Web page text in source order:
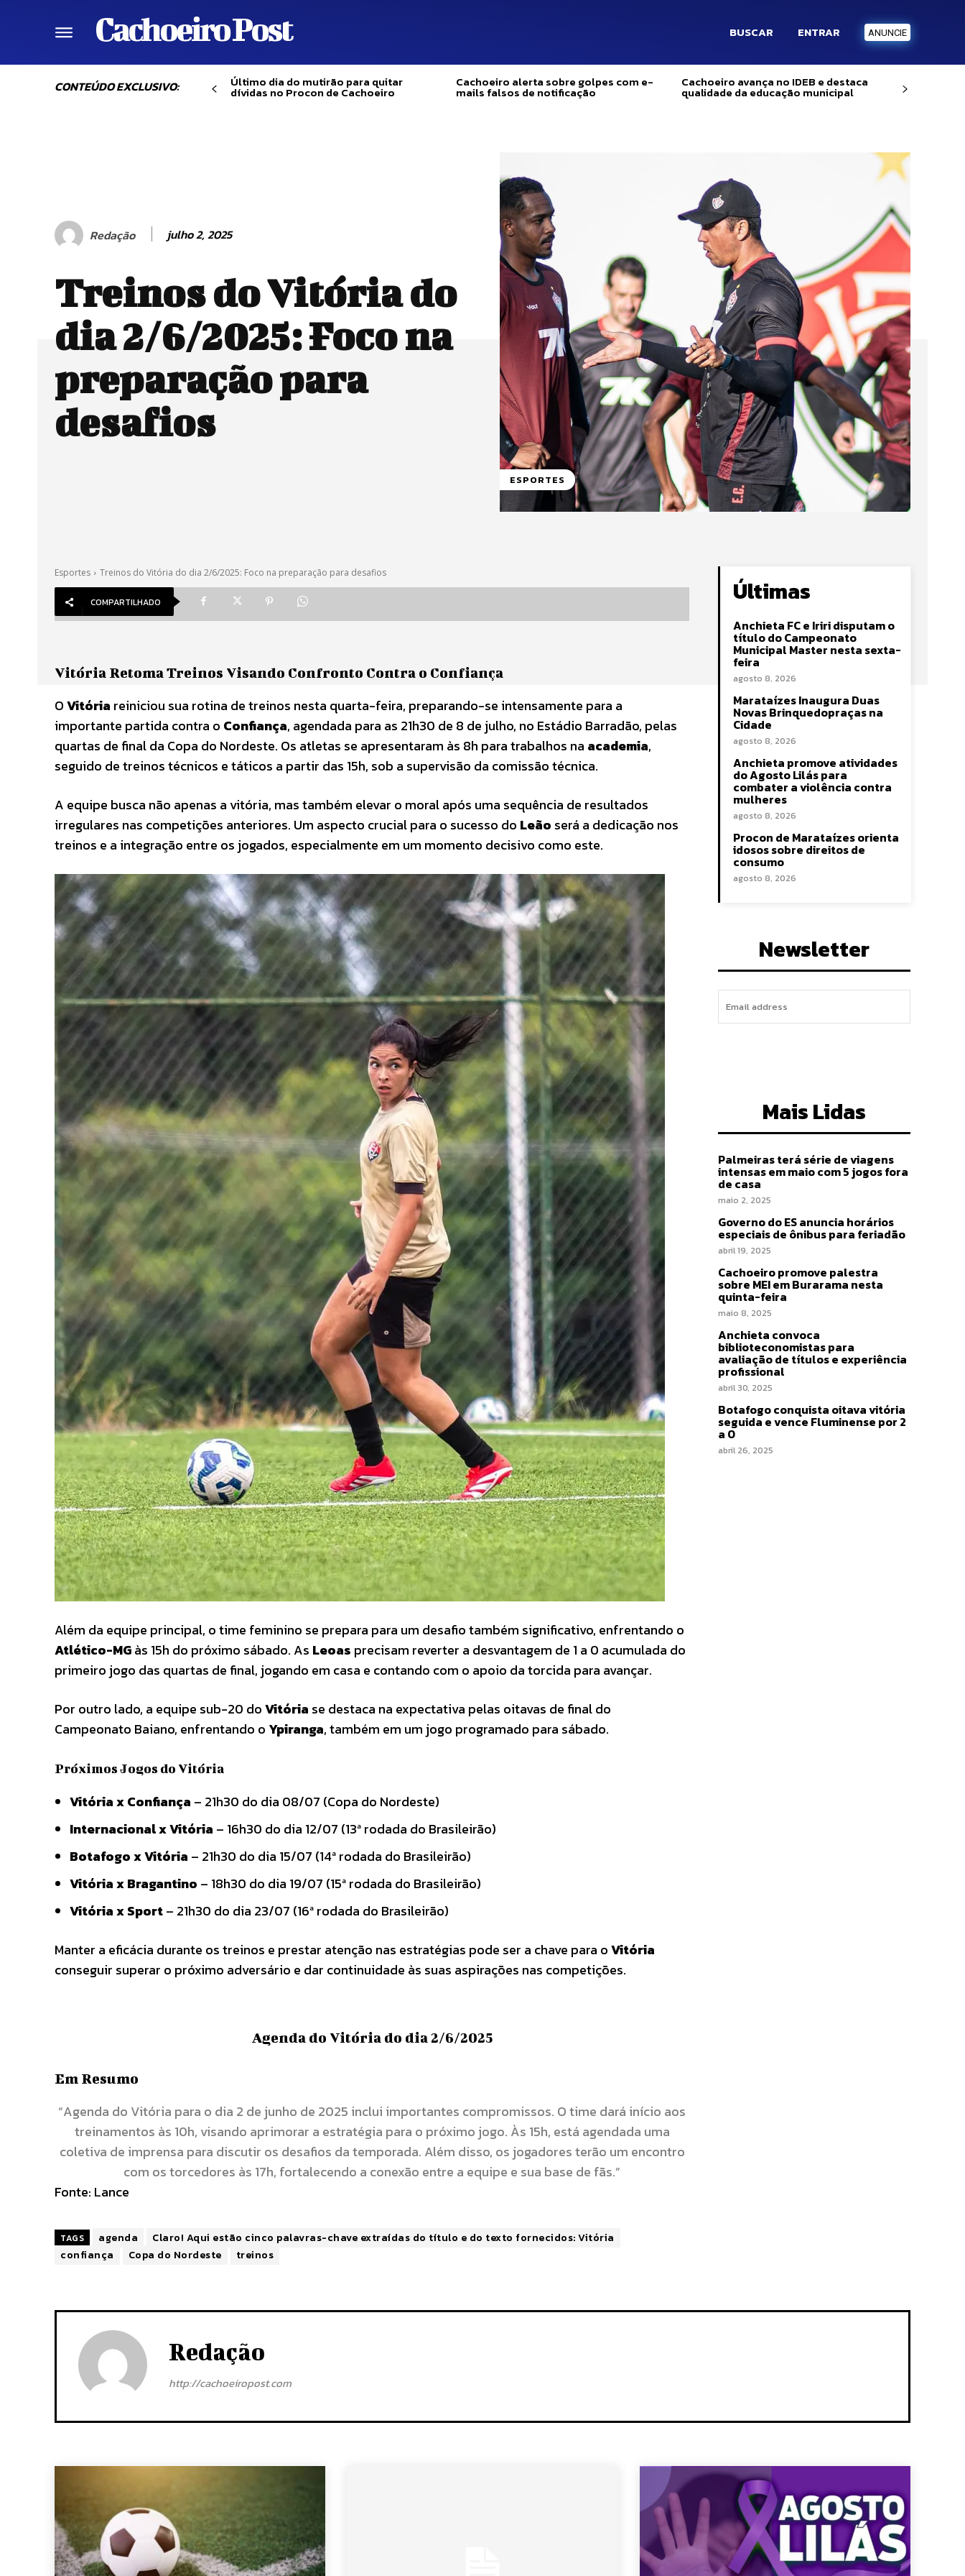
Cachoeiro Post BUSCAR ENTRAR ANUNCIE
CONTEÚDO EXCLUSIVO: Último dia do mutirão para quitar
dívidas no Procon de Cachoeiro
Cachoeiro alerta sobre golpes com e-
mails falsos de notificação
Cachoeiro avança no IDEB e destaca
qualidade da educação municipal
Redação julho 2, 2025
Treinos do Vitória do
dia 2/6/2025: Foco na
preparação para
desafios
ESPORTES
Esportes Treinos do Vitória do dia 2/6/2025: Foco na preparação para desafios
COMPARTILHADO
Vitória Retoma Treinos Visando Confronto Contra o Confiança
OVitória reiniciou sua rotina de treinos nesta quarta-feira, preparando-se intensamente para a
importante partida contra o Confiança, agendada para as 21h30 de 8 de julho, no Estádio Barradão, pelas
quartas de final da Copa do Nordeste. Os atletas se apresentaram às 8h para trabalhos na academia,
seguido de treinos técnicos e táticos a partir das 15h, sob a supervisão da comissão técnica.
A equipe busca não apenas a vitória, mas também elevar o moral após uma sequência de resultados
irregulares nas competições anteriores. Um aspecto crucial para o sucesso do Leão será a dedicação nos
treinos e a integração entre os jogados, especialmente em um momento decisivo como este.
Além da equipe principal, o time feminino se prepara para um desafio também significativo, enfrentando o
Atlético-MGàs 15h do próximo sábado. As Leoas precisam reverter a desvantagem de 1 a 0 acumulada do
primeiro jogo das quartas de final, jogando em casa e contando com o apoio da torcida para avançar.
Por outro lado, a equipe sub-20 doVitória se destaca na expectativa pelas oitavas de final do
Campeonato Baiano, enfrentando o Ypiranga, também em um jogo programado para sábado.
Próximos Jogos do Vitória
Vitória x Confiança – 21h30 do dia 08/07 (Copa do Nordeste)
Internacional x Vitória – 16h30 do dia 12/07 (13ª rodada do Brasileirão)
Botafogo x Vitória – 21h30 do dia 15/07 (14ª rodada do Brasileirão)
Vitória x Bragantino – 18h30 do dia 19/07 (15ª rodada do Brasileirão)
Vitória x Sport– 21h30 do dia 23/07 (16ª rodada do Brasileirão)
Manter a eficácia durante os treinos e prestar atenção nas estratégias pode ser a chave para oVitória
conseguir superar o próximo adversário e dar continuidade às suas aspirações nas competições.
Agenda do Vitória do dia 2/6/2025
Em Resumo
“Agenda do Vitória para o dia 2 de junho de 2025 inclui importantes compromissos. O time dará início aos
treinamentos às 10h, visando aprimorar a estratégia para o próximo jogo. Às 15h, está agendada uma
coletiva de imprensa para discutir os desafios da temporada. Além disso, os jogadores terão um encontro
com os torcedores às 17h, fortalecendo a conexão entre a equipe e sua base de fãs.”
Fonte: Lance
TAGS agenda
Claro! Aqui estão cinco palavras-chave extraídas do título e do texto fornecidos: Vitória
confiança
Copa do Nordeste treinos
Últimas
Anchieta FC e Iriri disputam o
título do Campeonato
Municipal Master nesta sexta-
feira
agosto 8, 2026
Marataízes Inaugura Duas
Novas Brinquedopraças na
Cidade
agosto 8, 2026
Anchieta promove atividades
do Agosto Lilás para
combater a violência contra
mulheres
agosto 8, 2026
Procon de Marataízes orienta
idosos sobre direitos de
consumo
agosto 8, 2026
Newsletter
Mais Lidas
Palmeiras terá série de viagens
intensas em maio com 5 jogos fora
de casa
maio 2, 2025
Governo do ES anuncia horários
especiais de ônibus para feriadão
abril 19, 2025
Cachoeiro promove palestra
sobre MEI em Burarama nesta
quinta-feira
maio 8, 2025
Anchieta convoca
biblioteconomistas para
avaliação de títulos e experiência
profissional
abril 30, 2025
Botafogo conquista oitava vitória
seguida e vence Fluminense por 2
a 0
abril 26, 2025
Redação
http://cachoeiropost.com